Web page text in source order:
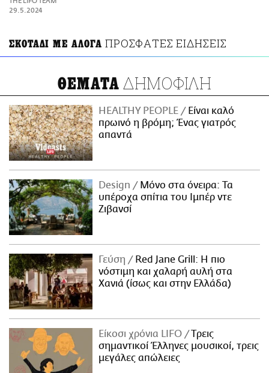
ΑΜΠΑ
29.5.2024
ΣΚΟΤΑΔΙ ΜΕ ΑΛΟΓΑ ΠΡΟΣΦΑΤΕΣ ΕΙΔΗΣΕΙΣ
ΘΕΜΑΤΑ ΔΗΜΟΦΙΛΗ
HEALTHY PEOPLE
Είναι καλό
πρωινό η βρόμη; Ένας γιατρός
απαντά
Design
Μόνο στα όνειρα: Τα
υπέροχα σπίτια του Ιμπέρ ντε
Ζιβανσί
Γεύση
Red Jane Grill: Η πιο
νόστιμη και χαλαρή αυλή στα
Χανιά (ίσως και στην Ελλάδα)
Είκοσι χρόνια LIFO
Tρεις
σημαντικοί Έλληνες μουσικοί, τρεις
μεγάλες απώλειες